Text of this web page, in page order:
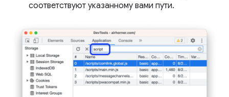
соответствуют указанному вами пути.